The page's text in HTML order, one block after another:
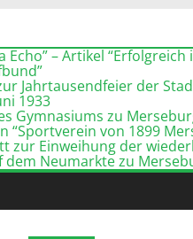
Echo” – Artikel
Jahrtausendfeier der
1933
Gymnasiums zu
“Sportverein von 1899
zur Einweihung der
dem Neumarkte zu